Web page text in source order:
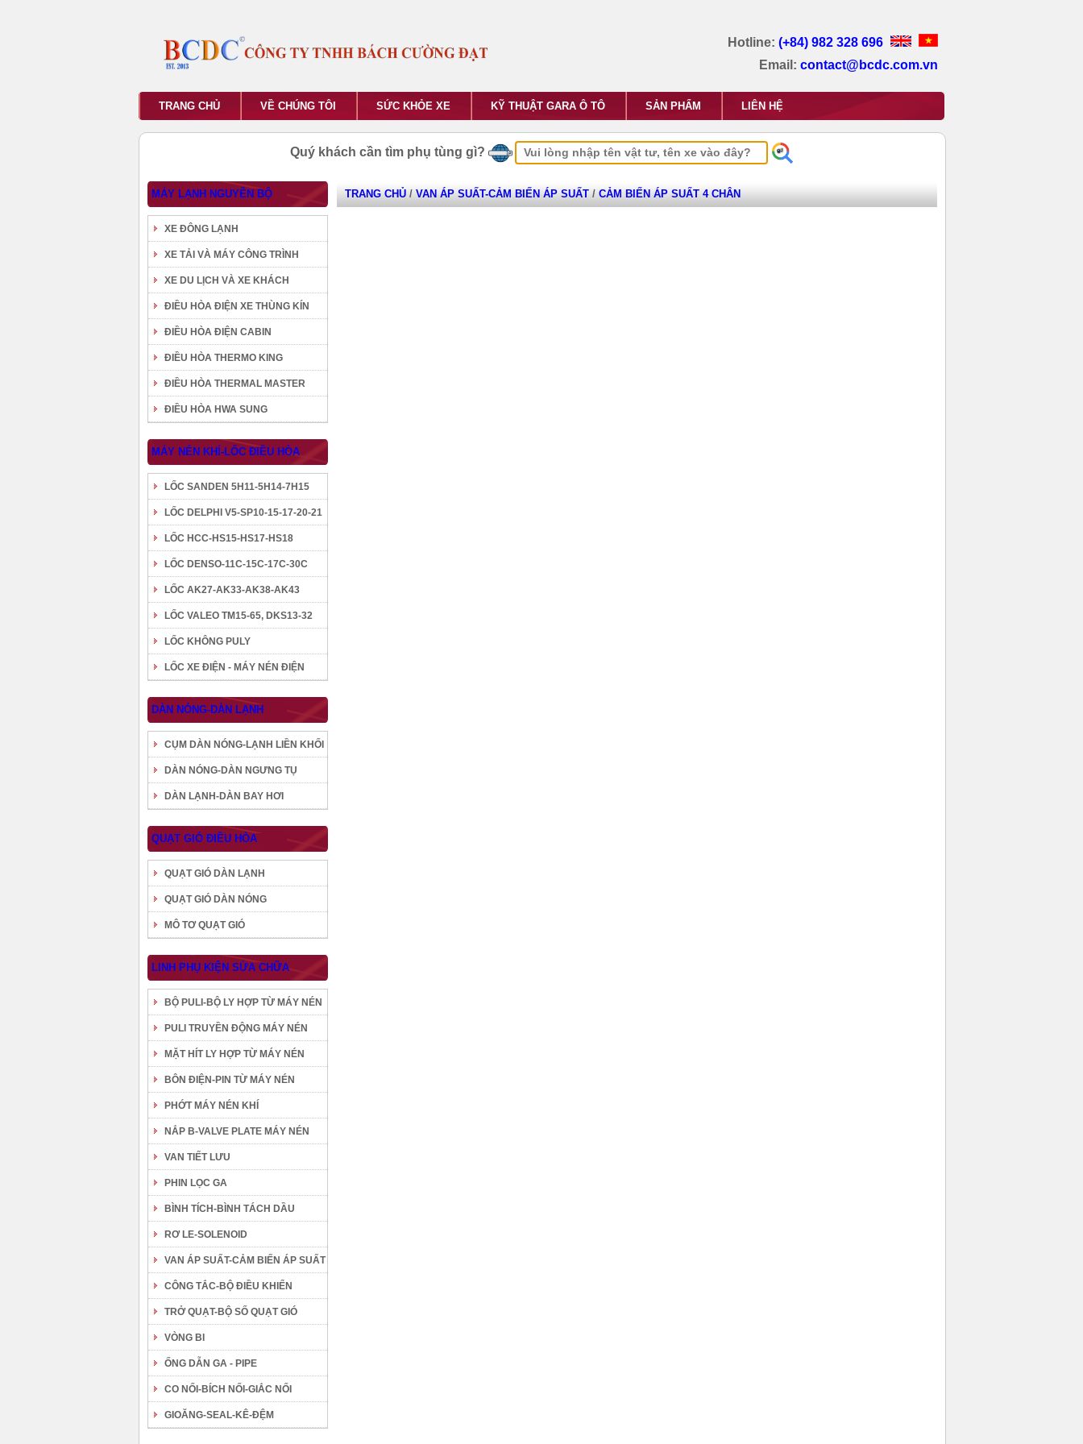
Hotline: (+84) 982 328 696
Email: contact@bcdc.com.vn
TRANG CHỦ VỀ CHÚNG TÔI SỨC KHỎE XE KỸ THUẬT GARA Ô TÔ SẢN PHẨM LIÊN HỆ
Quý khách cần tìm phụ tùng gì?
MÁY LẠNH NGUYÊN BỘ
XE ĐÔNG LẠNH
XE TẢI VÀ MÁY CÔNG TRÌNH
XE DU LỊCH VÀ XE KHÁCH
ĐIỀU HÒA ĐIỆN XE THÙNG KÍN
ĐIỀU HÒA ĐIỆN CABIN
ĐIỀU HÒA THERMO KING
ĐIỀU HÒA THERMAL MASTER
ĐIỀU HÒA HWA SUNG
MÁY NÉN KHÍ-LỐC ĐIỀU HÒA
LỐC SANDEN 5H11-5H14-7H15
LỐC DELPHI V5-SP10-15-17-20-21
LỐC HCC-HS15-HS17-HS18
LỐC DENSO-11C-15C-17C-30C
LỐC AK27-AK33-AK38-AK43
LỐC VALEO TM15-65, DKS13-32
LỐC KHÔNG PULY
LỐC XE ĐIỆN - MÁY NÉN ĐIỆN
DÀN NÓNG-DÀN LẠNH
CỤM DÀN NÓNG-LẠNH LIỀN KHỐI
DÀN NÓNG-DÀN NGƯNG TỤ
DÀN LẠNH-DÀN BAY HƠI
QUẠT GIÓ ĐIỀU HÒA
QUẠT GIÓ DÀN LẠNH
QUẠT GIÓ DÀN NÓNG
MÔ TƠ QUẠT GIÓ
LINH PHỤ KIỆN SỬA CHỮA
BỘ PULI-BỘ LY HỢP TỪ MÁY NÉN
PULI TRUYỀN ĐỘNG MÁY NÉN
MẶT HÍT LY HỢP TỪ MÁY NÉN
BÔN ĐIỆN-PIN TỪ MÁY NÉN
PHỚT MÁY NÉN KHÍ
NẮP B-VALVE PLATE MÁY NÉN
VAN TIẾT LƯU
PHIN LỌC GA
BÌNH TÍCH-BÌNH TÁCH DẦU
RƠ LE-SOLENOID
VAN ÁP SUẤT-CẢM BIẾN ÁP SUẤT
CÔNG TẮC-BỘ ĐIỀU KHIỂN
TRỞ QUẠT-BỘ SỐ QUẠT GIÓ
VÒNG BI
ỐNG DẪN GA - PIPE
CO NỐI-BÍCH NỐI-GIẮC NỐI
GIOĂNG-SEAL-KÊ-ĐỆM
TRANG CHỦ / VAN ÁP SUẤT-CẢM BIẾN ÁP SUẤT / CẢM BIẾN ÁP SUẤT 4 CHÂN